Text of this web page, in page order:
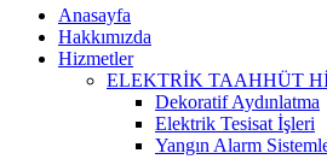
Anasayfa
Hakkımızda
Hizmetler
ELEKTRİK TAAHHÜT
Dekoratif Aydınlatma
Elektrik Tesisat İşleri
Yangın Alarm